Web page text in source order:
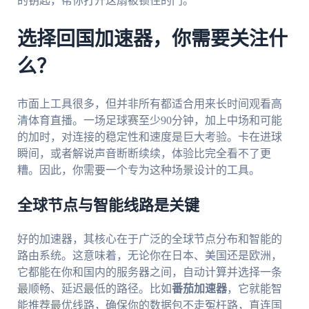
选择回国加速器，你需要关注什
么？
市面上工具很多，但并非所有都适合用来长时间观看高
清体育直播。一场足球赛至少90分钟，加上中场和可能
的加时，对连接的稳定性和速度是巨大考验。卡在进球
瞬间，或者解说声音断断续续，体验比完全看不了更
糟。因此，你需要一个专为这种场景设计的工具。
全球节点与智能线路是关键
好的加速器，其核心在于广泛的全球节点分布和智能的
路由系统。这意味着，无论你在日本、美国还是欧洲，
它都能在你和国内的服务器之间，自动计算并选择一条
最顺畅、延迟最低的路径。比如番茄加速器，它就能智
能推荐最优线路，确保你的数据包不走冤枉路，直连国